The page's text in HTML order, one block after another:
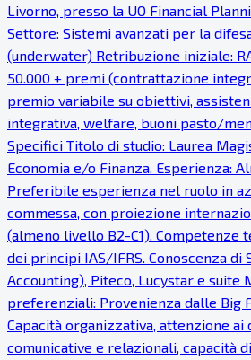
Livorno, presso la UO Financial
Settore: Sistemi avanzati per la
(underwater) Retribuzione iniziale:
50.000 + premi (contrattazione
premio variabile su obiettivi,
integrativa, welfare, buoni pasto/
Specifici Titolo di studio: Laurea
Economia e/o Finanza. Esperienza:
Preferibile esperienza nel ruolo in
commessa, con proiezione
(almeno livello B2-C1). Competenze
dei principi IAS/IFRS. Conoscenza di
Accounting), Piteco, Lucystar e suite
preferenziali: Provenienza dalle Big
Capacità organizzativa, attenzione
comunicative e relazionali, capacità